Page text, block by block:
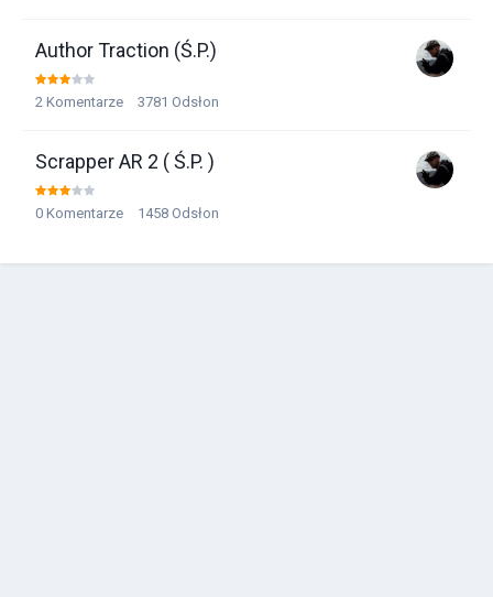
Author Traction (Ś.P.)
2 Komentarze 3781 Odsłon
Scrapper AR 2 ( Ś.P. )
0 Komentarze 1458 Odsłon